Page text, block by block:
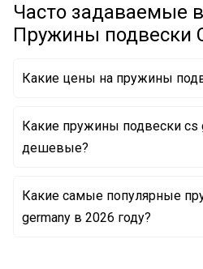
Часто задаваемые
Пружины подвески
Какие цены на пружины
Какие пружины подвески cs
дешевые?
Пружина ходовой части
Какие самые популярные
germany в 2026 году?